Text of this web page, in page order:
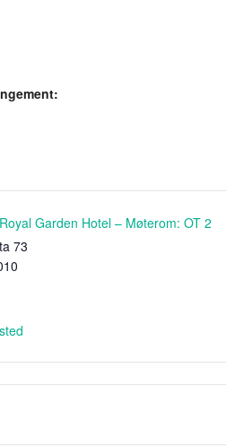
Garden Hotel – Møterom: OT 2
73